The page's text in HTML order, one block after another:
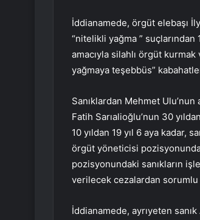
İddianamede, örgüt elebaşı
“nitelikli yağma ” suçlarından
amacıyla silahlı örgüt
yağmaya teşebbüs”
Sanıklardan Mehmet Ulu’nun
Fatih Sarıalioğlu’nun 30
10 yıldan 19 yıl 6 aya kadar,
örgüt yöneticisi
pozisyonundaki sanıkların
verilecek cezalardan sorumlu
İddianamede, ayrıyeten